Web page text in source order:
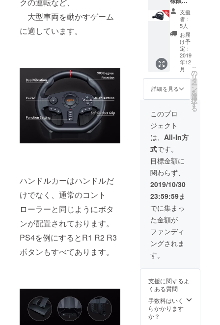
大型車両を動かすゲーム
に適しています。
ハンドルカーはハンドルだ
けでなく、通常のコント
ローラーと同じようにボタ
ンが配置されております。
PS4を例にするとR1 R2 R3
ボタンもすべてあります。
で大幅
値引き
とさせ
ていた
だきま
す! 通常
は1セッ
19000
円のと
ころ
17000
円とさ
せてい
ただき
ます。
かなり
お得で
すが先
着順で
すので
お早目
のご決
断をお
願い致
しま
す。
支援
者：
5人
お届
け予
定：
2019
年12
月
詳細を見る
こ
の
リ
タ
ー
ン
を
選
択
す
る
このプロ
ジェクト
は、 All-In方
式です。
目標金額に
関わらず、
2019/10/30
23:59:59ま
でに集まっ
た金額が
ファンディ
ングされま
す。
支援に関するよ
くある質問
手数料はいく
らかかります
か？